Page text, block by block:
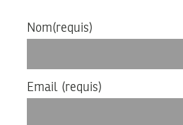
Nom(requis)
Email (requis)